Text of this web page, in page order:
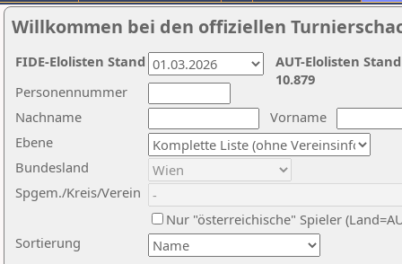
Willkommen bei den offiziellen
Nachname
Vorname
Ebene
Sortierung
Personennummer
Bundesland
Spgem./Kreis/Verein
Nur "österreichische" Spieler
AUT-Elolisten
10.879
FIDE-Elolisten Stand